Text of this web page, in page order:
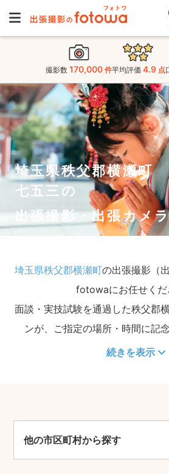
撮影数 170,000 件平均評価 4.9 点
埼玉県秩父郡横瀬町
七五三の
出張撮影・出張カメ
埼玉県秩父郡横瀬町の出張撮影（
fotowaにお任せくだ
面談・実技試験を通過した秩父郡
ンが、ご指定の場所・時間に記
続きを表示
他の市区町村から探す